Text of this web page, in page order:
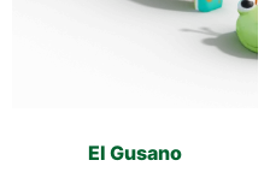
El Gusano